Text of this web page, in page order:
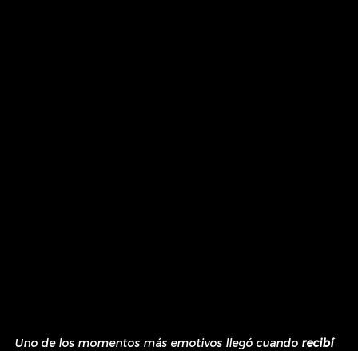
Uno de los momentos más emotivos llegó cuando recibí